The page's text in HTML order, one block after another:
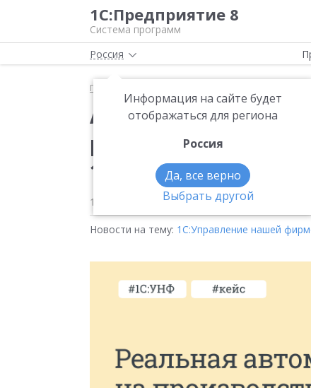
1С:Предприятие 8
Система программ
Россия
Информация на сайте будет
отображаться для региона
Россия
Да, все верно
Выбрать другой
Главная Автоматизация без
Автоматизация без
реальной
1С:УНФ
11.12.2025
Новости на тему: 1С:Управление нашей